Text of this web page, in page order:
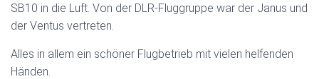
SB10 in die Luft. Von der DLR-Fluggruppe war der Janus und
der Ventus vertreten.
Alles in allem ein schöner Flugbetrieb mit vielen helfenden
Händen.